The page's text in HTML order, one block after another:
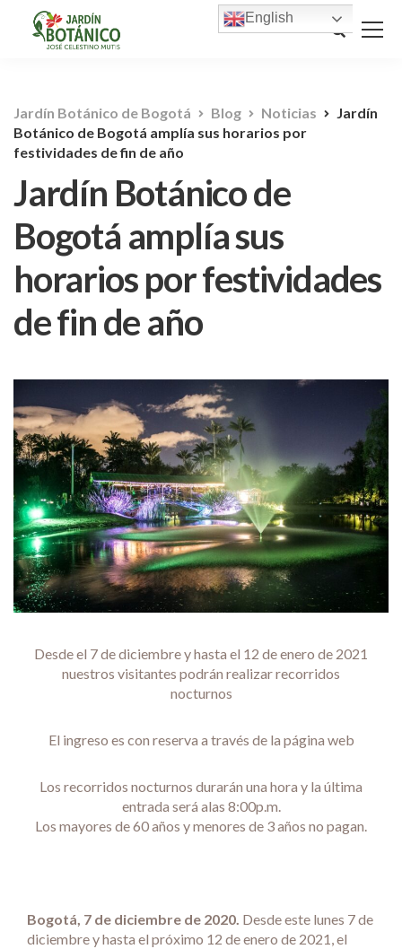
Jardín Botánico de Bogotá Blog Noticias
Jardín
Botánico de Bogotá amplía sus horarios por
festividades de fin de año
Jardín Botánico de
Bogotá amplía sus
horarios por festividades
de fin de año
Desde el 7 de diciembre y hasta el 12 de enero de 2021
nuestros visitantes podrán realizar recorridos
nocturnos
El ingreso es con reserva a través de la página web
Los recorridos nocturnos durarán una hora y la última
entrada será alas 8:00p.m.
Los mayores de 60 años y menores de 3 años no pagan.
Bogotá, 7 de diciembre de 2020. Desde este lunes 7 de
diciembre y hasta el próximo 12 de enero de 2021, el
English